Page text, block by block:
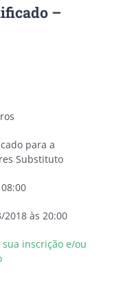
–
para a
Substituto
2018 às 20:00
inscrição e/ou